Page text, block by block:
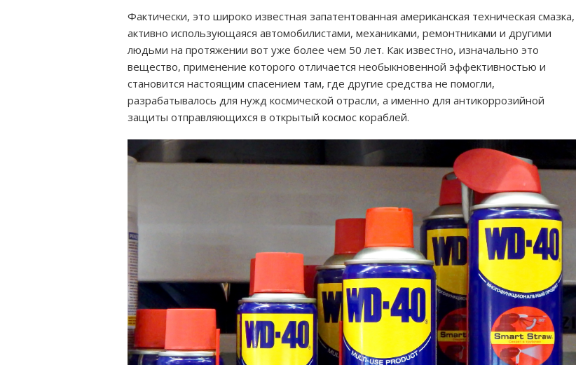
Фактически, это широко известная запатентованная американская техническая смазка,
активно использующаяся автомобилистами, механиками, ремонтниками и другими
людьми на протяжении вот уже более чем 50 лет. Как известно, изначально это
вещество, применение которого отличается необыкновенной эффективностью и
становится настоящим спасением там, где другие средства не помогли,
разрабатывалось для нужд космической отрасли, а именно для антикоррозийной
защиты отправляющихся в открытый космос кораблей.